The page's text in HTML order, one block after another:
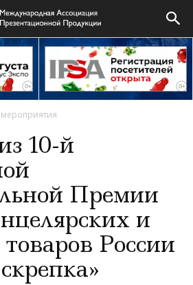
мероприятия
10-й
Премии
и
России